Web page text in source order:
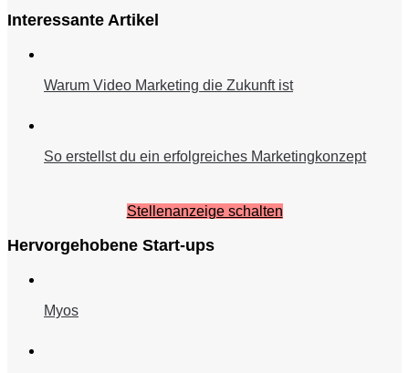
Interessante Artikel
Warum Video Marketing die Zukunft ist
So erstellst du ein erfolgreiches Marketingkonzept
Stellenanzeige schalten
Hervorgehobene Start-ups
Myos